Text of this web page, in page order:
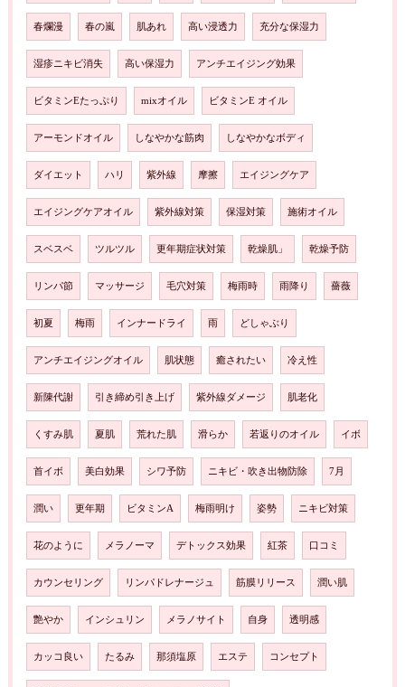
春爛漫 春の嵐 肌あれ 高い浸透力 充分な保湿力
湿疹ニキビ消失 高い保湿力 アンチエイジング効果
ビタミンEたっぷり mixオイル ビタミンE オイル
アーモンドオイル しなやかな筋肉 しなやかなボディ
ダイエット ハリ 紫外線 摩擦 エイジングケア
エイジングケアオイル 紫外線対策 保湿対策 施術オイル
スベスベ ツルツル 更年期症状対策 乾燥肌」 乾燥予防
リンパ節 マッサージ 毛穴対策 梅雨時 雨降り 薔薇
初夏 梅雨 インナードライ 雨 どしゃぶり
アンチエイジングオイル 肌状態 癒されたい 冷え性
新陳代謝 引き締め引き上げ 紫外線ダメージ 肌老化
くすみ肌 夏肌 荒れた肌 滑らか 若返りのオイル イボ
首イボ 美白効果 シワ予防 ニキビ・吹き出物防除 7月
潤い 更年期 ビタミンA 梅雨明け 姿勢 ニキビ対策
花のように メラノーマ デトックス効果 紅茶 口コミ
カウンセリング リンパドレナージュ 筋膜リリース 潤い肌
艶やか インシュリン メラノサイト 自身 透明感
カッコ良い たるみ 那須塩原 エステ コンセプト